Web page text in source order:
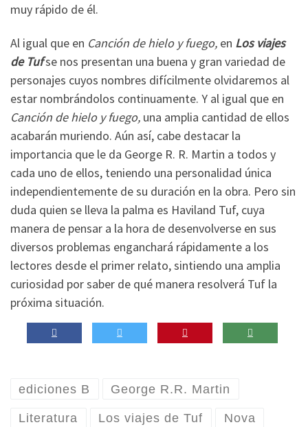
muy rápido de él.
Al igual que en Canción de hielo y fuego, en Los viajes
de Tufse nos presentan una buena y gran variedad de
personajes cuyos nombres difícilmente olvidaremos al
estar nombrándolos continuamente. Y al igual que en
Canción de hielo y fuego, una amplia cantidad de ellos
acabarán muriendo. Aún así, cabe destacar la
importancia que le da George R. R. Martin a todos y
cada uno de ellos, teniendo una personalidad única
independientemente de su duración en la obra. Pero sin
duda quien se lleva la palma es Haviland Tuf, cuya
manera de pensar a la hora de desenvolverse en sus
diversos problemas enganchará rápidamente a los
lectores desde el primer relato, sintiendo una amplia
curiosidad por saber de qué manera resolverá Tuf la
próxima situación.
ediciones B George R.R. Martin
Literatura Los viajes de Tuf Nova